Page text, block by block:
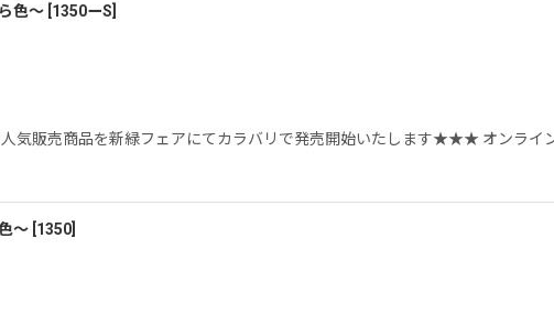
色〜 1350ーS
販売商品を新緑フェアにてカラバリで発売開始いたします★★★ オンライ
〜 [1350]